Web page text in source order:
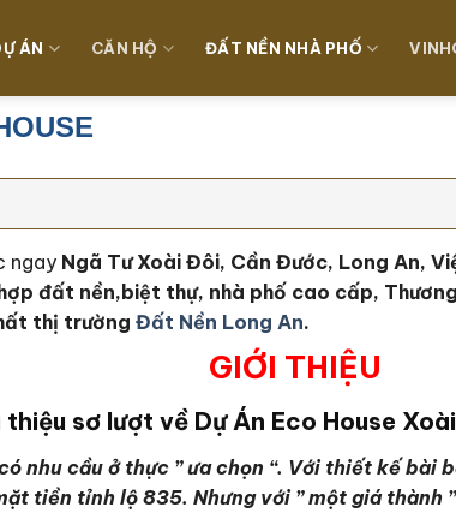
ÁN CĂN HỘ ĐẤT NỀN NHÀ PHỐ
ngay Ngã Tư Xoài Đôi, Cần Đước, Long An,
đất nền,biệt thự, nhà phố cao cấp,
thị trường Đất Nền Long An.
GIỚI THIỆU
thiệu sơ lượt về Dự Án Eco House
nhu cầu ở thực ” ưa chọn “. Với thiết kế
tiền tỉnh lộ 835. Nhưng với ” một giá thành